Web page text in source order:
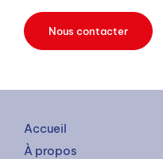
RECHERCHE
Nous contacter
Accueil
À propos